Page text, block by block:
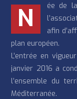
N
ée de
afin
plan européen.
L’entrée en
janvier 2016 a
l’ensemble du
Méditerranée.